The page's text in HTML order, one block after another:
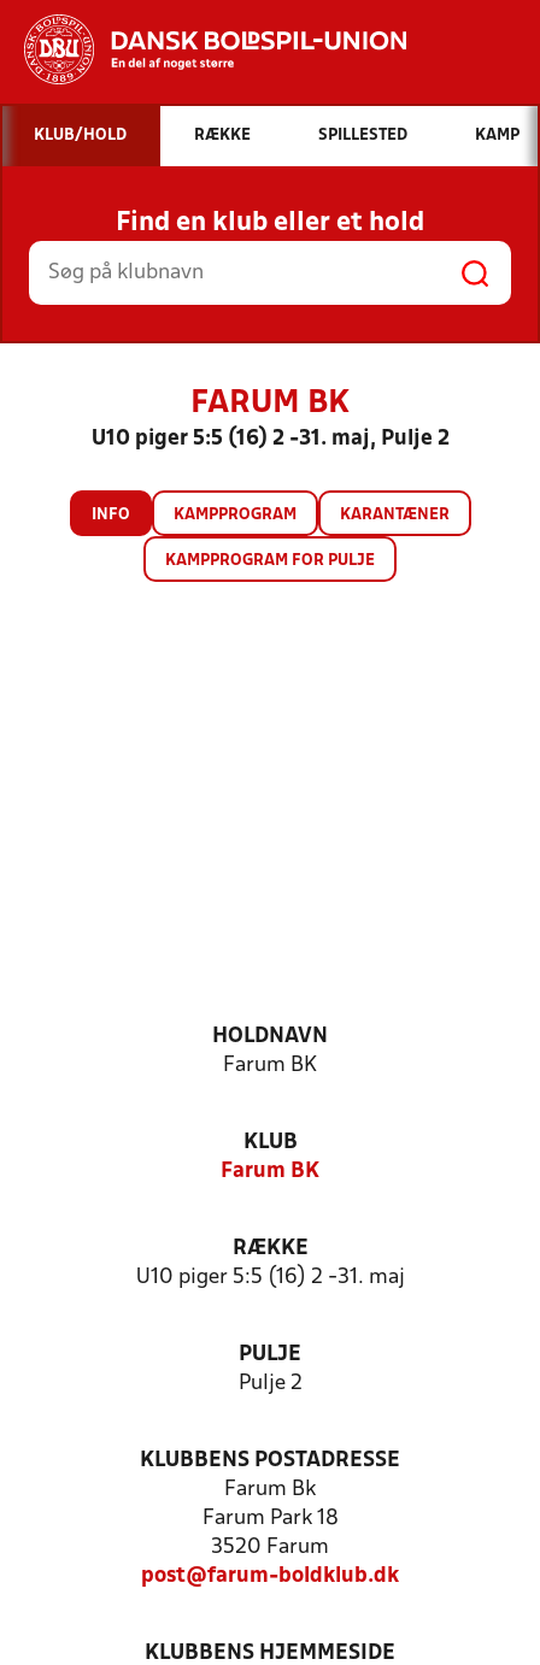
Hvad vil du søge efter?
INDHOLD OG NYHEDER
STILLINGER, RESULTATER, KLUBBER OG
HOLD
KLUB/HOLD RÆKKE SPILLESTED KAMP
Find en klub eller et hold
FARUM BK
U10 piger 5:5 (16) 2 -31. maj, Pulje 2
INFO KAMPPROGRAM KARANTÆNER
KAMPPROGRAM FOR PULJE
HOLDNAVN
Farum BK
KLUB
Farum BK
RÆKKE
U10 piger 5:5 (16) 2 -31. maj
PULJE
Pulje 2
KLUBBENS POSTADRESSE
Farum Bk
Farum Park 18
3520 Farum
post@farum-boldklub.dk
KLUBBENS HJEMMESIDE